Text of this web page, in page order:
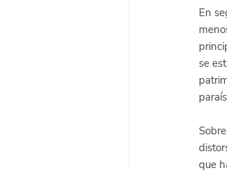
En
se
que